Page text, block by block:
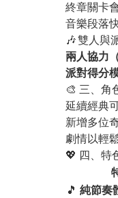
終章關卡
音樂段落
🎶 雙人與
兩人協力
派對得分
🎨 三、角
延續經典
新增多位
劇情以輕
💖 四、特
🎵 純節奏